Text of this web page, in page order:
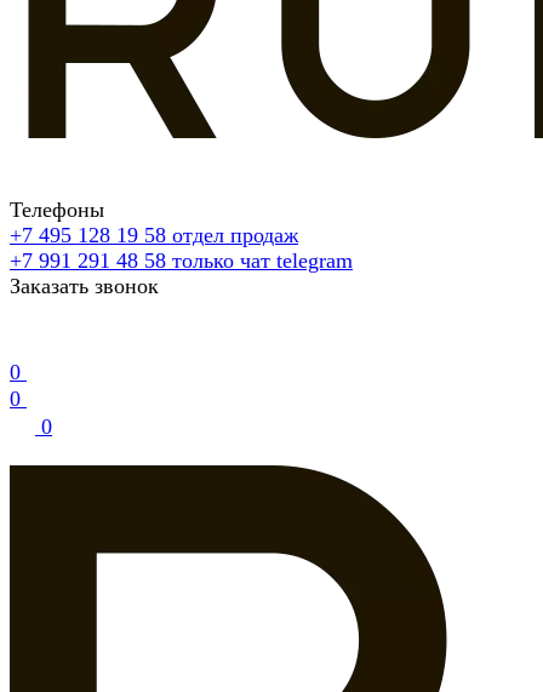
Телефоны
+7 495 128 19 58 отдел продаж
+7 991 291 48 58 только чат telegram
Заказать звонок
0
0
0